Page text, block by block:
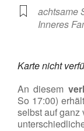
achtsame
Inneres
Karte nicht
An diesem
So 17:00)
selbst auf ganz